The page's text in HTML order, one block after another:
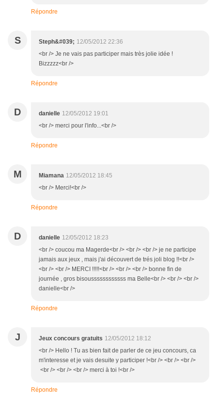
Répondre
S Steph&#039; 12/05/2012 22:36
<br /> Je ne vais pas participer mais très jolie idée !
Bizzzzz<br />
Répondre
D danielle 12/05/2012 19:01
<br /> merci pour l'info...<br />
Répondre
M Miamana 12/05/2012 18:45
<br /> Merci!<br />
Répondre
D danielle 12/05/2012 18:23
<br /> coucou ma Magerde<br /> <br /> <br /> je ne participe
jamais aux jeux , mais j'ai découvert de trés joli blog !!<br />
<br /> <br /> MERCI !!!!!<br /> <br /> <br /> bonne fin de
journée , gros bisoussssssssssss ma Belle<br /> <br /> <br />
danielle<br />
Répondre
J Jeux concours gratuits 12/05/2012 18:12
<br /> Hello ! Tu as bien fait de parler de ce jeu concours, ca
m'interesse et je vais desuite y participer !<br /> <br /> <br />
<br /> <br /> <br /> merci à toi !<br />
Répondre